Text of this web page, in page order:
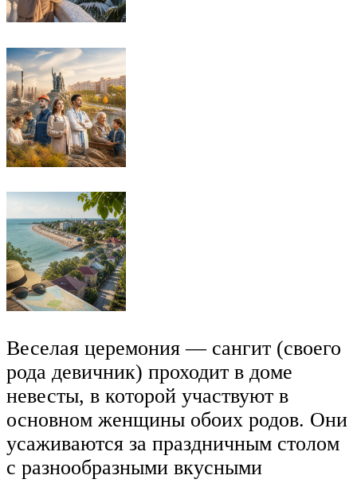
Веселая церемония — сангит (своего
рода девичник) проходит в доме
невесты, в которой участвуют в
основном женщины обоих родов. Они
усаживаются за праздничным столом
с разнообразными вкусными